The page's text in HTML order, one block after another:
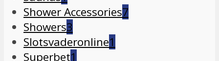
Shower Accessories7
Showers3
Slotsvaderonline1
Superbet1